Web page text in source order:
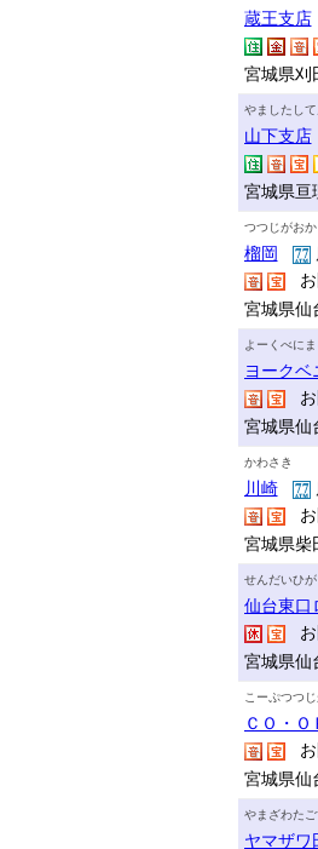
蔵王支店
宮城県刈
やましたして
山下支店
宮城県亘
つつじがおか
榴岡
お
宮城県仙
よーくべに
ヨークベ
お
宮城県仙
かわさき
川崎
お
宮城県柴
せんだいひ
仙台東口
お
宮城県仙
こーぷつつ
ＣＯ・Ｏ
お
宮城県仙
やまざわたご
ヤマザワ